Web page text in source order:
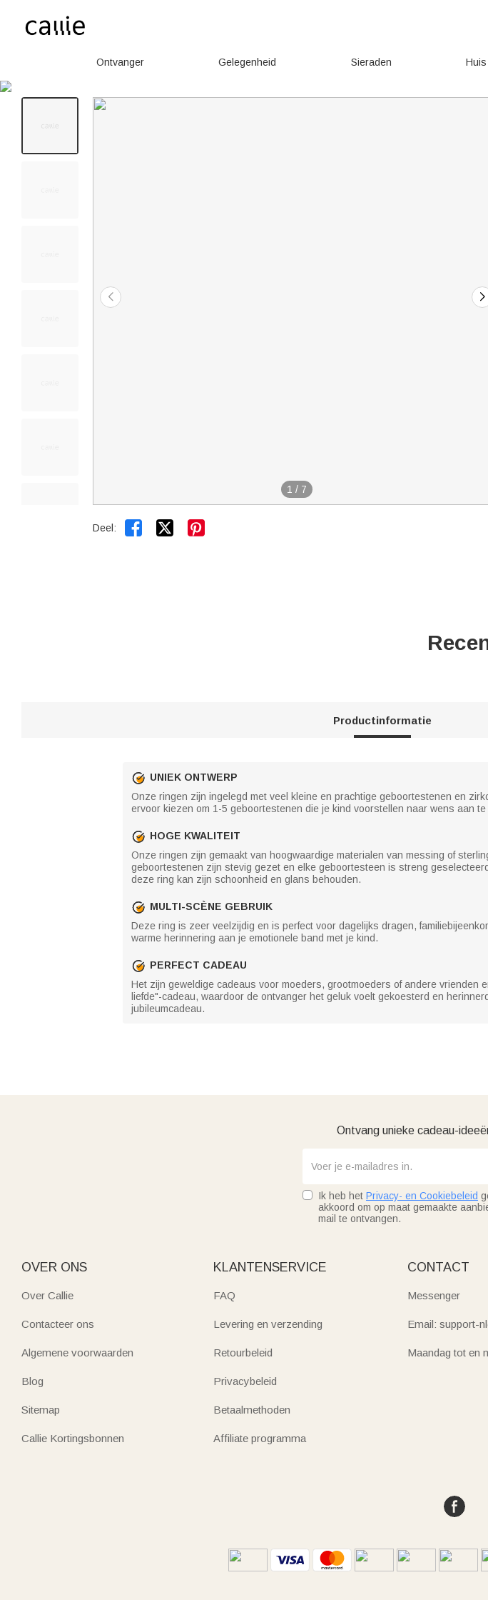
Ontvanger Gelegenheid Sieraden
1 / 7
Deel:  
Productinformatie
UNIEK ONTWERP
Onze ringen zijn ingelegd met veel kleine en prachtige geboortestenen en
ervoor kiezen om 1-5 geboortestenen die je kind voorstellen naar wens aan
HOGE KWALITEIT
Onze ringen zijn gemaakt van hoogwaardige materialen van messing of
geboortestenen zijn stevig gezet en elke geboortesteen is streng
deze ring kan zijn schoonheid en glans behouden.
MULTI-SCÈNE GEBRUIK
Deze ring is zeer veelzijdig en is perfect voor dagelijks dragen,
warme herinnering aan je emotionele band met je kind.
PERFECT CADEAU
Het zijn geweldige cadeaus voor moeders, grootmoeders of andere
liefde"-cadeau, waardoor de ontvanger het geluk voelt gekoesterd en
jubileumcadeau.
Ontvang unieke cadeau-
Ik heb het Privacy- en Cookiebeleid
akkoord om op maat gemaakte
mail te ontvangen.
OVER ONS
Over Callie
Contacteer ons
Algemene voorwaarden
Blog
Sitemap
Callie Kortingsbonnen
KLANTENSERVICE
FAQ
Levering en verzending
Retourbeleid
Privacybeleid
Betaalmethoden
Affiliate programma
CONTACT
Messenger
Email: support-
Maandag tot en